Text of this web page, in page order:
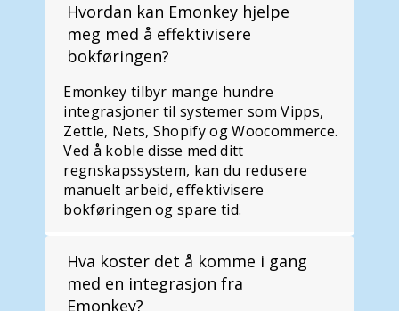
Hvordan kan Emonkey hjelpe
meg med å effektivisere
bokføringen?
Emonkey tilbyr mange hundre
integrasjoner til systemer som Vipps,
Zettle, Nets, Shopify og Woocommerce.
Ved å koble disse med ditt
regnskapssystem, kan du redusere
manuelt arbeid, effektivisere
bokføringen og spare tid.
Hva koster det å komme i gang
med en integrasjon fra
Emonkey?